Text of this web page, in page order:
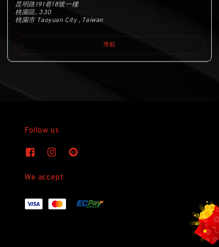
昆明路191巷18號一樓
桃園區, 330
桃園市 Taoyuan City , Taiwan
導航
Follow us
We accept